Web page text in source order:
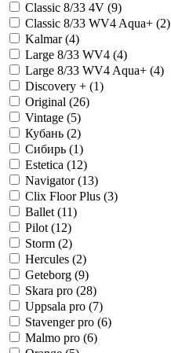
Classic 8/33 4V (9)
Classic 8/33 WV4 Aqua+ (2)
Kalmar(4)
Large 8/33 WV4 (4)
Large 8/33 WV4 Aqua+ (4)
Discovery + (1)
Original (26)
Vintage (5)
Кубань (2)
Сибирь (1)
Estetica (12)
Navigator(13)
Clix Floor Plus (3)
Ballet(11)
Pilot(12)
Storm (2)
Hercules (2)
Geteborg (9)
Skara pro (28)
Uppsala pro (7)
Stavenger pro (6)
Malmo pro (6)